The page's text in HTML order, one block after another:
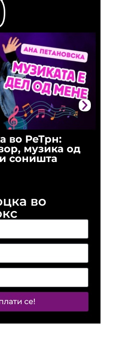
во РеТрн:
музика од
соништа
во
се!